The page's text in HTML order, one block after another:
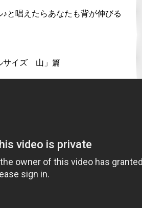
♪と唱えたらあなたも背が伸びる
サイズ 山」篇